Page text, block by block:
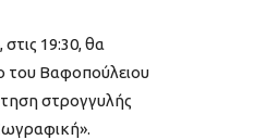
19:30, θα
του Βαφοπούλειου
στρογγυλής